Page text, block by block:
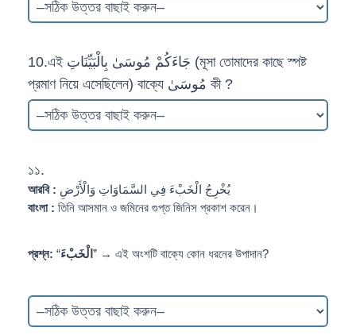
10.এই جَاءَكُمْ مُوسَىٰ بِالْبَيِّنَاتِ (মূসা তোমাদের কাছে স্পষ্ট
প্রমাণ নিয়ে এসেছিলেন) বাক্যে مُوسَىٰ কী ?
১১.
আরবি : يُخْرِجُ الْخَبْءَ فِي السَّمَاوَاتِ وَالْأَرْضِ
বাংলা : তিনি আসমান ও জমিনের গুপ্ত জিনিস প্রকাশ করেন।
প্রশ্ন: “الْخَبْءَ ” → এই অংশটি বাক্যে কোন ধরনের উপাদান?